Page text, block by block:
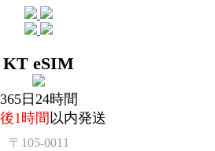
KT eSIM
365日24時間
1時間 以内発送
〒105-0011